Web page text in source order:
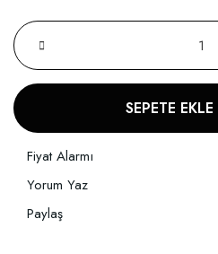
SEPETE EKLE
Fiyat Alarmı
Yorum Yaz
Paylaş